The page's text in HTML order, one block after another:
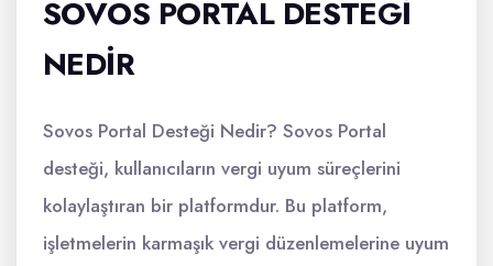
SOVOS PORTAL DESTEGI
NEDIR
Sovos Portal Desteği Nedir? Sovos Portal
desteği, kullanıcıların vergi uyum süreçlerini
kolaylaştıran bir platformdur. Bu platform,
işletmelerin karmaşık vergi düzenlemelerine uyum